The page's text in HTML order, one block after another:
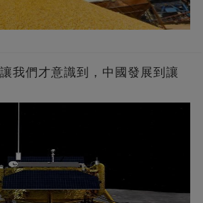
我們才意識到，中國發展到讓